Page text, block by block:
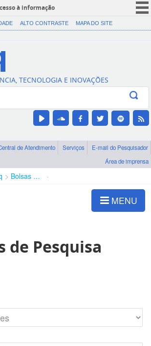
à informação
CORONAVÍRUS (COVID-19)
Canais
ALTO CONTRASTE MAPA DO SITE
TECNOLOGIA E INOVAÇÕES
de Atendimento Serviços
E-mail do Pesquisador
Área de imprensa
Bolsas e Auxílios Vigentes
MENU
de Pesquisa